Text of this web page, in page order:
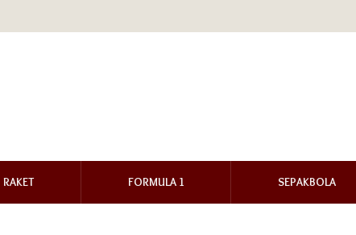
RAKET FORMULA 1 SEPAKBOLA